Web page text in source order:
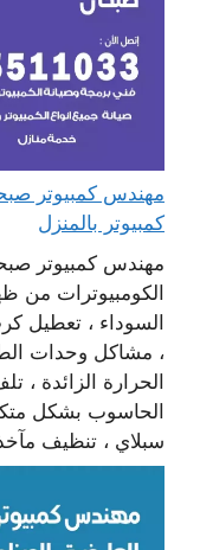
كمبيوتر بالمنزل
مهندس كمبيوتر
الكومبيوترات من
السوداء ، تعطيل
، مشاكل وحدات
الحرارة الزائدة ،
الحاسوب بشكل
سبلاي ، تنظيف